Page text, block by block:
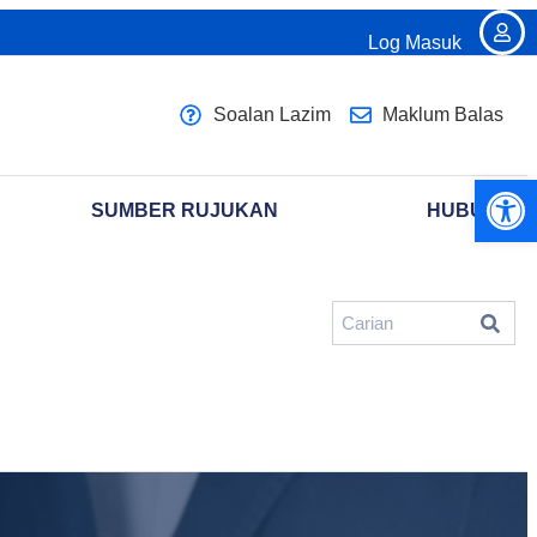
Log Masuk
Soalan Lazim Maklum Balas
SUMBER RUJUKAN HUBUNGI